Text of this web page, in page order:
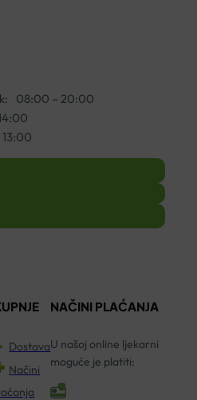
08:00 – 20:00
Dostava
Načini
NAČINI PLAĆANJA
U našoj online ljekarni
moguće je platiti: